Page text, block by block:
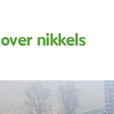
over nikkels